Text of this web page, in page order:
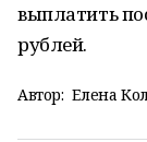
выплатить
рублей.
Автор: Елена